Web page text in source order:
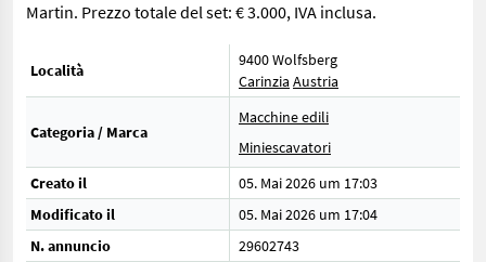
Martin. Prezzo totale del set: € 3.000, IVA inclusa.
Località
9400 Wolfsberg
Carinzia Austria
Categoria / Marca
Macchine edili
Miniescavatori
Creato il
05. Mai 2026 um 17:03
Modificato il
05. Mai 2026 um 17:04
N. annuncio
29602743